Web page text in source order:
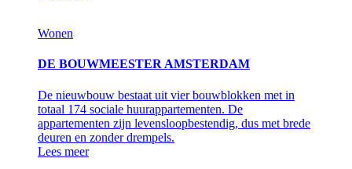
Wonen
DE BOUWMEESTER AMSTERDAM
De nieuwbouw bestaat uit vier bouwblokken met in
totaal 174 sociale huurappartementen. De
appartementen zijn levensloopbestendig, dus met brede
deuren en zonder drempels.
Lees meer